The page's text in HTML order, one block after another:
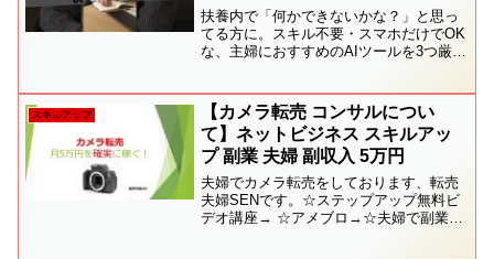
#Shorts
扶養内で「何かできないかな？」と思っ
てる方に。スキル不要・スマホだけでOK
な、主婦におすすめのAIツールを3つ厳選
用 #在宅ワーク #扶養内OK #ChatGPT...
スキルアップ
【カメラ転売 コンサルについ
て】ネットビジネス スキルアッ
プ 副業 夫婦 副収入 5万円
夫婦でカメラ転売をしております、転売
夫婦SENです。☆ステップアップ無料ビ
デオ講座→ ☆アメブロ→☆夫婦で副業ネ